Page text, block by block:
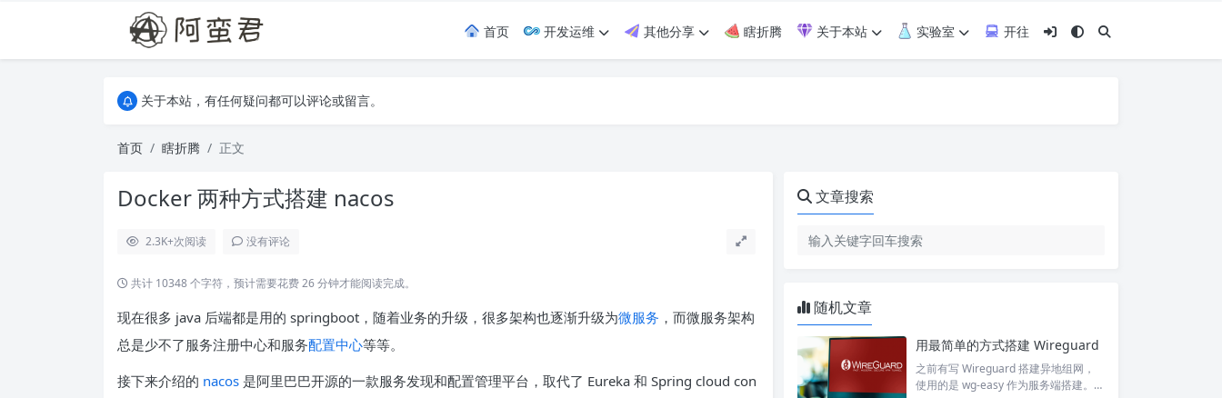
首页 开发运维 其他分享 瞎折腾 关于本站 实验室
开往
关于本站，有任何疑问都可以评论或留言。
关于本站，有任何疑问都可以评论或留言。
首页
瞎折腾 正文
Docker 两种方式搭建 nacos
2.3K+次阅读 没有评论
共计 10348 个字符，预计需要花费 26 分钟才能阅读完成。
现在很多 java 后端都是用的 springboot，随着业务的升级，很多架构也逐渐升级为微服务 ，而微服务架构
总是少不了服务注册中心和服务配置中心等等。
接下来介绍的 nacos 是阿里巴巴开源的一款服务发现和配置管理平台，取代了 Eureka 和 Spring cloud con
文章搜索
随机文章
用最简单的方式搭建 Wireguard
之前有写 Wireguard 搭建异地组网，
使用的是 wg-easy 作为服务端搭建。